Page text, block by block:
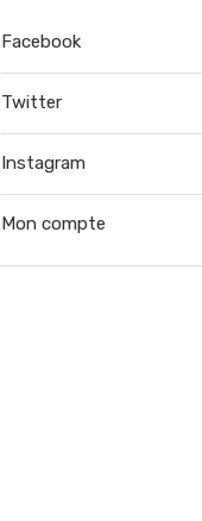
Facebook
Twitter
Instagram
Mon compte